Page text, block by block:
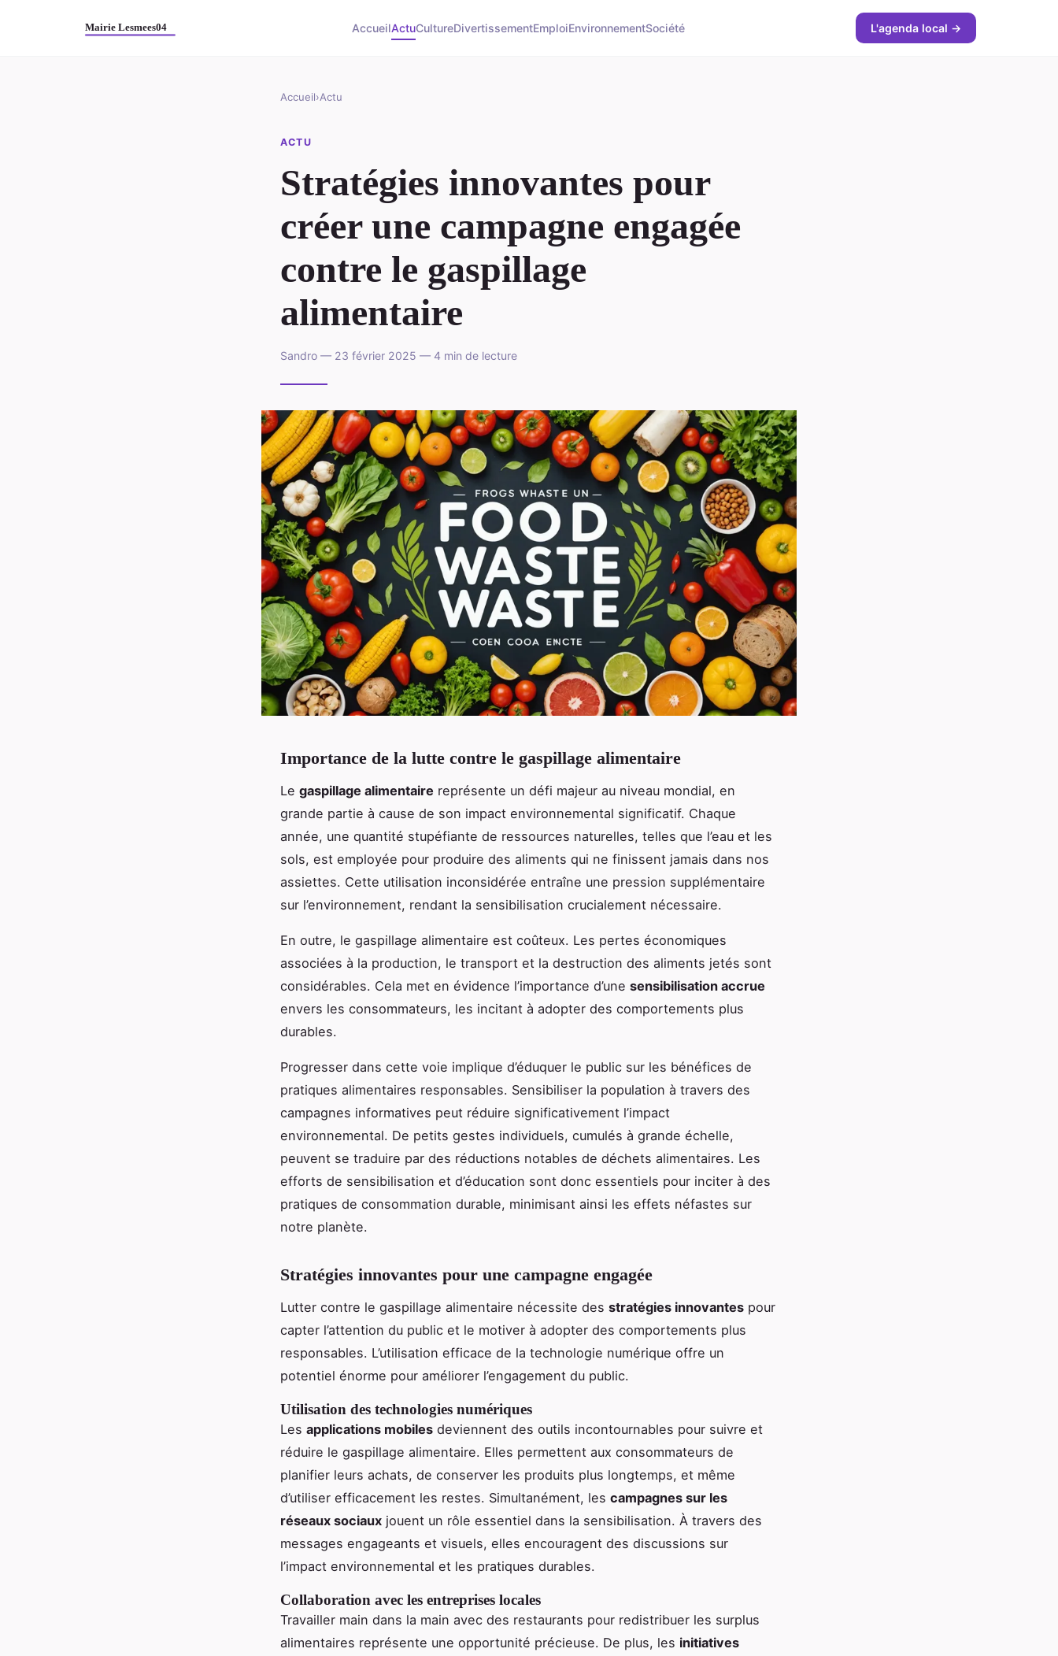
AccueilActuCultureDivertissementEmploiEnvironnementSociété L'agenda local →
Accueil›Actu
ACTU
Stratégies innovantes pour
créer une campagne engagée
contre le gaspillage
alimentaire
Sandro — 23 février 2025 — 4 min de lecture
Importance de la lutte contre le gaspillage alimentaire
Le gaspillage alimentaire représente un défi majeur au niveau mondial, en
grande partie à cause de son impact environnemental significatif. Chaque
année, une quantité stupéfiante de ressources naturelles, telles que l’eau et les
sols, est employée pour produire des aliments qui ne finissent jamais dans nos
assiettes. Cette utilisation inconsidérée entraîne une pression supplémentaire
sur l’environnement, rendant la sensibilisation crucialement nécessaire.
En outre, le gaspillage alimentaire est coûteux. Les pertes économiques
associées à la production, le transport et la destruction des aliments jetés sont
considérables. Cela met en évidence l’importance d’une sensibilisation accrue
envers les consommateurs, les incitant à adopter des comportements plus
durables.
Progresser dans cette voie implique d’éduquer le public sur les bénéfices de
pratiques alimentaires responsables. Sensibiliser la population à travers des
campagnes informatives peut réduire significativement l’impact
environnemental. De petits gestes individuels, cumulés à grande échelle,
peuvent se traduire par des réductions notables de déchets alimentaires. Les
efforts de sensibilisation et d’éducation sont donc essentiels pour inciter à des
pratiques de consommation durable, minimisant ainsi les effets néfastes sur
notre planète.
Stratégies innovantes pour une campagne engagée
Lutter contre le gaspillage alimentaire nécessite des stratégies innovantes pour
capter l’attention du public et le motiver à adopter des comportements plus
responsables. L’utilisation efficace de la technologie numérique offre un
potentiel énorme pour améliorer l’engagement du public.
Utilisation des technologies numériques
Les applications mobiles deviennent des outils incontournables pour suivre et
réduire le gaspillage alimentaire. Elles permettent aux consommateurs de
planifier leurs achats, de conserver les produits plus longtemps, et même
d’utiliser efficacement les restes. Simultanément, les campagnes sur les
réseaux sociaux jouent un rôle essentiel dans la sensibilisation. À travers des
messages engageants et visuels, elles encouragent des discussions sur
l’impact environnemental et les pratiques durables.
Collaboration avec les entreprises locales
Travailler main dans la main avec des restaurants pour redistribuer les surplus
alimentaires représente une opportunité précieuse. De plus, les initiatives